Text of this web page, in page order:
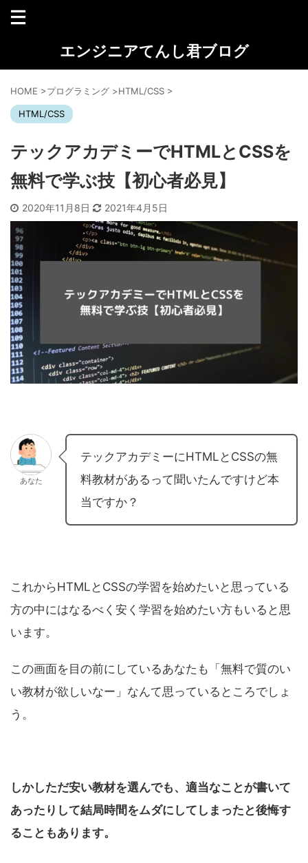
エンジニアてんし君ブログ
HOME >プログラミング >HTML/CSS >
HTML/CSS
テックアカデミーでHTMLとCSSを
無料で学ぶ技【初心者必見】
2020年11月8日 2021年4月5日
あなた
テックアカデミーにHTMLとCSSの無
料教材があるって聞いたんですけど本
当ですか？
これからHTMLとCSSの学習を始めたいと思っている
方の中にはなるべく安く学習を始めたい方もいると思
います。
この画面を目の前にしているあなたも「無料で質のい
い教材が欲しいなー」なんて思っているところでしょ
う。
しかしただ安い教材を選んでも、適当なことが書いて
あったりして結局時間をムダにしてしまったと後悔す
ることもあります。